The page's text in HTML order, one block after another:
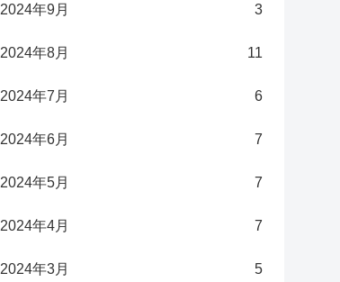
2024年9月 3
2024年8月 11
2024年7月 6
2024年6月 7
2024年5月 7
2024年4月 7
2024年3月 5